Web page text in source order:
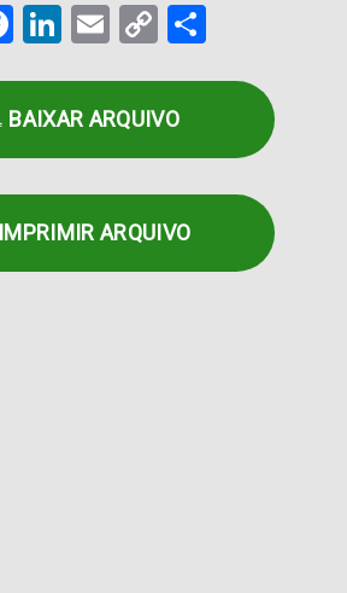
Facebook
LinkedIn
Email
Copy
BAIXAR ARQUIVO
IMPRIMIR ARQUIVO